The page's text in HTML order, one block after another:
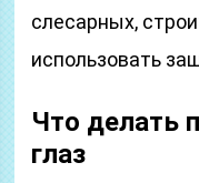
слесарных,
использовать
Что делать
глаз